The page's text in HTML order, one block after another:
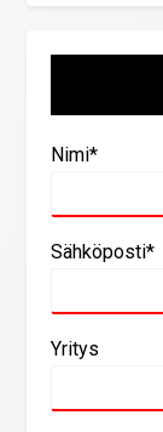
Nimi*
Sähköposti*
Yritys